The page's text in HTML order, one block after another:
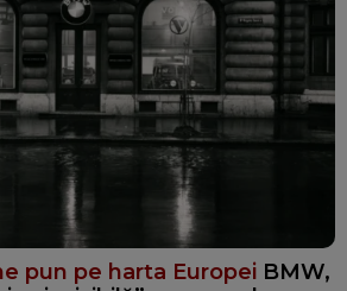
pun pe harta Europei BMW,